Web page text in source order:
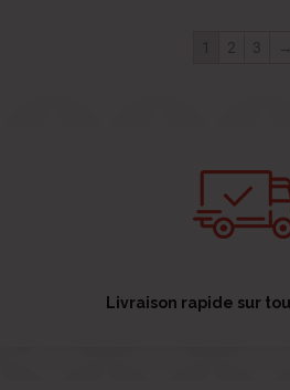
1 2 3 →
Livraison rapide sur